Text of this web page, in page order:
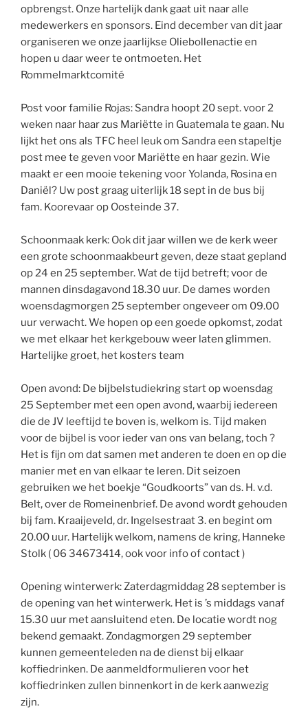
opbrengst. Onze hartelijk dank gaat uit naar alle
medewerkers en sponsors. Eind december van dit jaar
organiseren we onze jaarlijkse Oliebollenactie en
hopen u daar weer te ontmoeten. Het
Rommelmarktcomité
Post voor familie Rojas: Sandra hoopt 20 sept. voor 2
weken naar haar zus Mariëtte in Guatemala te gaan. Nu
lijkt het ons als TFC heel leuk om Sandra een stapeltje
post mee te geven voor Mariëtte en haar gezin. Wie
maakt er een mooie tekening voor Yolanda, Rosina en
Daniël? Uw post graag uiterlijk 18 sept in de bus bij
fam. Koorevaar op Oosteinde 37.
Schoonmaak kerk: Ook dit jaar willen we de kerk weer
een grote schoonmaakbeurt geven, deze staat gepland
op 24 en 25 september. Wat de tijd betreft; voor de
mannen dinsdagavond 18.30 uur. De dames worden
woensdagmorgen 25 september ongeveer om 09.00
uur verwacht. We hopen op een goede opkomst, zodat
we met elkaar het kerkgebouw weer laten glimmen.
Hartelijke groet, het kosters team
Open avond: De bijbelstudiekring start op woensdag
25 September met een open avond, waarbij iedereen
die de JV leeftijd te boven is, welkom is. Tijd maken
voor de bijbel is voor ieder van ons van belang, toch ?
Het is fijn om dat samen met anderen te doen en op die
manier met en van elkaar te leren. Dit seizoen
gebruiken we het boekje “Goudkoorts” van ds. H. v.d.
Belt, over de Romeinenbrief. De avond wordt gehouden
bij fam. Kraaijeveld, dr. Ingelsestraat 3. en begint om
20.00 uur. Hartelijk welkom, namens de kring, Hanneke
Stolk ( 06 34673414, ook voor info of contact )
Opening winterwerk: Zaterdagmiddag 28 september is
de opening van het winterwerk. Het is ’s middags vanaf
15.30 uur met aansluitend eten. De locatie wordt nog
bekend gemaakt. Zondagmorgen 29 september
kunnen gemeenteleden na de dienst bij elkaar
koffiedrinken. De aanmeldformulieren voor het
koffiedrinken zullen binnenkort in de kerk aanwezig
zijn.